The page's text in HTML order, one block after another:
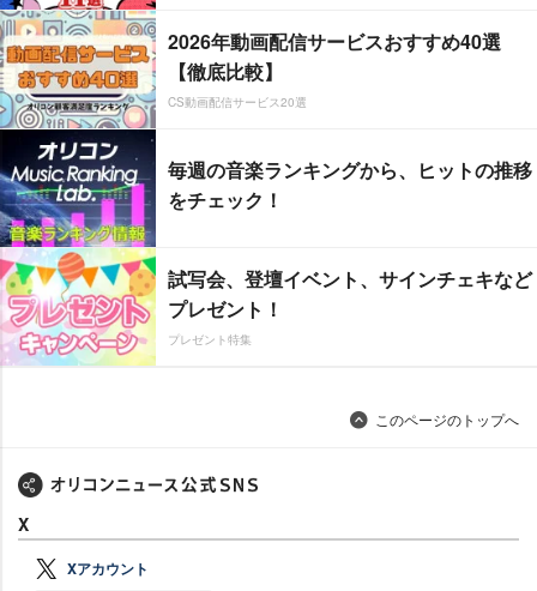
2026年動画配信サービスおすすめ40選
【徹底比較】
CS動画配信サービス20選
毎週の音楽ランキングから、ヒットの推移
をチェック！
試写会、登壇イベント、サインチェキなど
プレゼント！
プレゼント特集
このページのトップへ
X
Xアカウント